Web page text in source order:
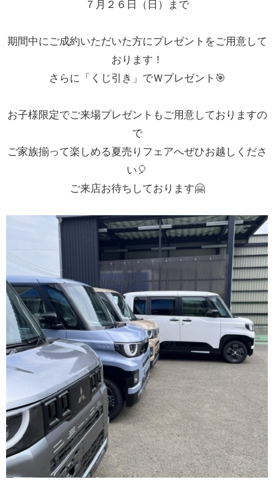
７月２６日（日）まで
期間中にご成約いただいた方にプレゼントをご用意して
おります！
さらに「くじ引き」でＷプレゼント🎯
お子様限定でご来場プレゼントもご用意しておりますの
で
ご家族揃って楽しめる夏売りフェアへぜひお越しくださ
い🎈
ご来店お待ちしております🤗